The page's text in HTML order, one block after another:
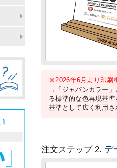
※2026年6月より印刷
→「ジャパンカラー」
る標準的な色再現基
基準として広く利用さ
注文ステップ 2. デ